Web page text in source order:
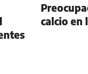
calcio en